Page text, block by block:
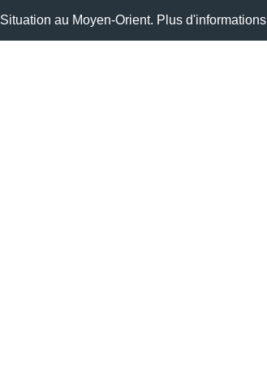
Situation au Moyen-Orient. Plus d'informations